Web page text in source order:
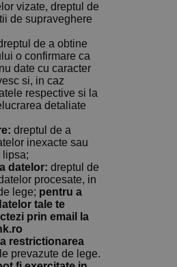
vizate, dreptul de
de supraveghere
de a obtine
o confirmare ca
date cu caracter
si, in caz
respective si la
detaliate
dreptul de a
inexacte sau
lipsa;
datelor: dreptul de
procesate, in
lege; pentru a
tale te
prin email la
restrictionarea
prevazute de lege.